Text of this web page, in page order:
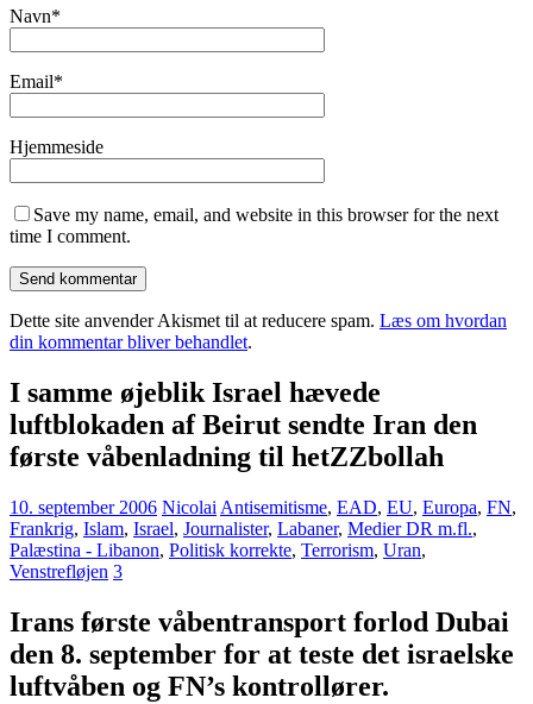
Navn*
Email*
Hjemmeside
Save my name, email, and website in this browser for the next
time I comment.
Dette site anvender Akismet til at reducere spam. Læs om hvordan
din kommentar bliver behandlet.
I samme øjeblik Israel hævede
luftblokaden af Beirut sendte Iran den
første våbenladning til hetZZbollah
10. september 2006 Nicolai Antisemitisme, EAD, EU, Europa, FN,
Frankrig, Islam, Israel, Journalister, Labaner, Medier DR m.fl.,
Palæstina - Libanon, Politisk korrekte, Terrorism, Uran,
Venstrefløjen 3
Irans første våbentransport forlod Dubai
den 8. september for at teste det israelske
luftvåben og FN’s kontrollører.